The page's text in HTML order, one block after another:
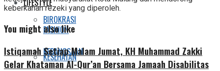
LIFESTYLE
FASHION
KESEHATAN
BIROKRASI
KEBANGSAAN
keberkahan rezeki yang diperoleh.
You might also like
Istiqamah Setiap Malam Jumat, KH Muhammad Zakki
Gelar Khataman Al-Qur’an Bersama Jamaah Disabilitas